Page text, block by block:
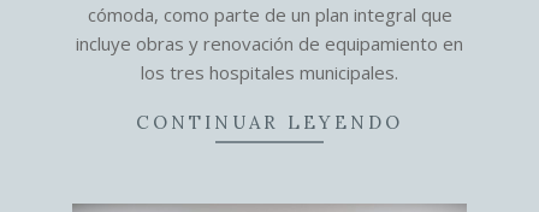
cómoda, como parte de un plan integral que
incluye obras y renovación de equipamiento en
los tres hospitales municipales.
CONTINUAR LEYENDO